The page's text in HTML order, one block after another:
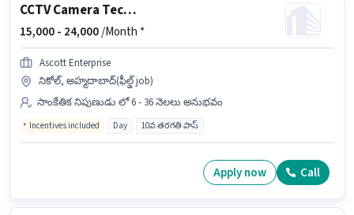
CCTV Camera Technical
15,000 - 24,000/Month *
Ascott Enterprise
నికోల్, అహ్మదాబాద్(ఫీల్డ్ job)
సాంకేతిక నిపుణుడు లో 6 - 36 నెలలు అనుభవం
Incentives included Day 10వ తరగతి పాస్
Apply now Call